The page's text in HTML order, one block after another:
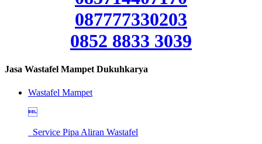
087777330203
0852 8833 3039
Jasa Wastafel Mampet Dukuhkarya
Wastafel Mampet

Service Pipa Aliran Wastafel